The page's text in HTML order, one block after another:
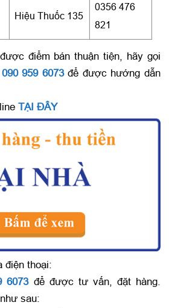
Hiệu Thuốc 135
0356 476
821
điểm bán thuận tiện, hãy gọi
090 959 6073để được hướng dẫn
TẠI ĐÂY
điện thoại:
6073để được tư vấn, đặt hàng.
sau: